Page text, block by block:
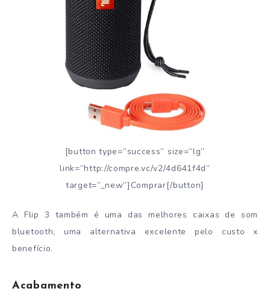
[button type=”success” size=”lg”
link=”http://compre.vc/v2/4d641f4d”
target=”_new”]Comprar[/button]
A Flip 3 também é uma das melhores caixas de som
bluetooth, uma alternativa excelente pelo custo x
benefício.
Acabamento